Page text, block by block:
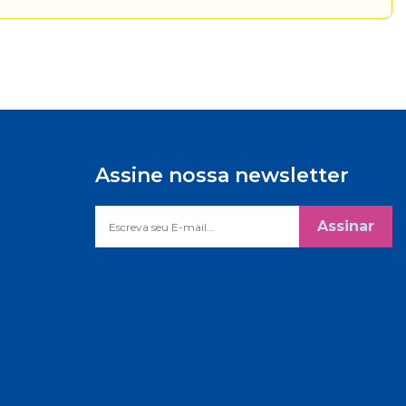
Assine nossa newsletter
Assinar